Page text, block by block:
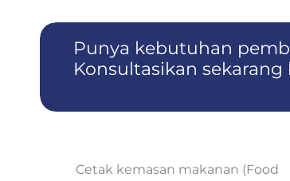
Punya kebutuhan
Konsultasikan sekarang
Cetak kemasan makanan (Food